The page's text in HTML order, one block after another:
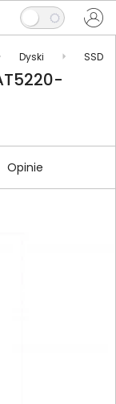
Dyski SSD
Opinie